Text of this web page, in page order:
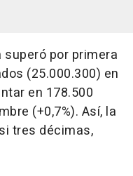
superó por primera
(25.000.300) en
en 178.500
(+0,7%). Así, la
tres décimas,